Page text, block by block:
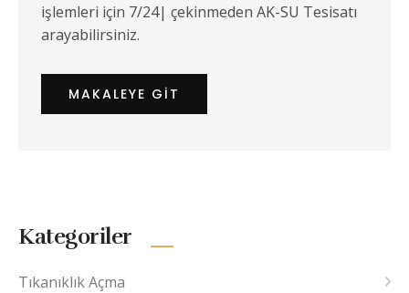
işlemleri için 7/24| çekinmeden AK-SU Tesisatı
arayabilirsiniz.
MAKALEYE GIT
Kategoriler
Tıkanıklık Açma